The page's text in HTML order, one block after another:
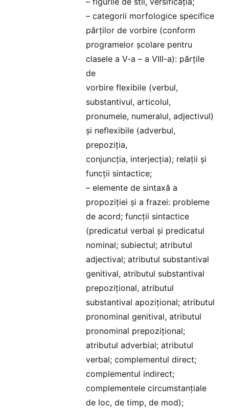
– categorii morfologice specifice
părților de vorbire (conform
programelor școlare pentru
clasele a V-a – a VIII-a): părțile
de
vorbire flexibile (verbul,
substantivul, articolul,
pronumele, numeralul, adjectivul)
și neflexibile (adverbul,
prepoziția,
conjuncția, interjecția); relații și
funcții sintactice;
– elemente de sintaxă a
propoziției și a frazei: probleme
de acord; funcții sintactice
(predicatul verbal şi predicatul
nominal; subiectul; atributul
adjectival; atributul substantival
genitival, atributul substantival
prepozițional, atributul
substantival apozițional; atributul
pronominal genitival, atributul
pronominal prepozițional;
atributul adverbial; atributul
verbal; complementul direct;
complementul indirect;
complementele circumstanțiale
de loc, de timp, de mod);